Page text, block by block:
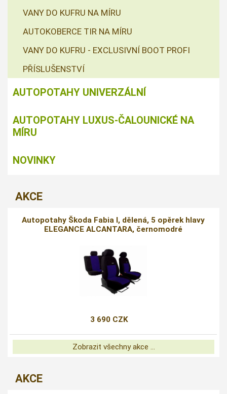
VANY DO KUFRU NA MÍRU
AUTOKOBERCE TIR NA MÍRU
VANY DO KUFRU - EXCLUSIVNÍ BOOT PROFI
PŘÍSLUŠENSTVÍ
AUTOPOTAHY UNIVERZÁLNÍ
AUTOPOTAHY LUXUS-ČALOUNICKÉ NA
MÍRU
NOVINKY
AKCE
Autopotahy Škoda Fabia I, dělená, 5 opěrek hlavy
ELEGANCE ALCANTARA, černomodré
3 690 CZK
Zobrazit všechny akce ...
AKCE